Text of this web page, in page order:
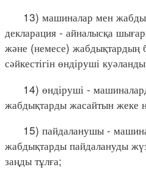
13) машиналар мен
декларация - айналысқа
және (немесе) жабдықтардың
сәйкестігін өндіруші
14) өндіруші -
жабдықтарды жасайтын жеке
15) пайдаланушы -
жабдықтарды пайдалануды
заңды тұлға;